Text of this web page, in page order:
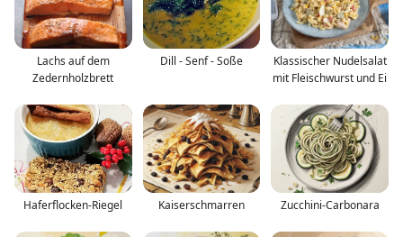
Lachs auf dem
Zedernholzbrett
Dill - Senf - Soße
Klassischer Nudelsalat
mit Fleischwurst und Ei
Haferflocken-Riegel Kaiserschmarren Zucchini-Carbonara